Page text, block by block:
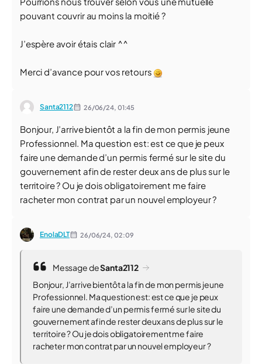
pouvant couvrir au moins la moitié ?
J’espère avoir étais clair ^^
Merci d’avance pour vos retours
Santa2112 26/06/24, 01:45
Bonjour, J’arrive bientôt a la fin de mon permis jeune
Professionnel. Ma question est: est ce que je peux
faire une demande d’un permis fermé sur le site du
gouvernement afin de rester deux ans de plus sur le
territoire ? Ou je dois obligatoirement me faire
racheter mon contrat par un nouvel employeur ?
EnolaDLT 26/06/24, 02:09
Message deSanta2112
Bonjour, J’arrive bientôt a la fin de mon permis jeune
Professionnel. Ma question est: est ce que je peux
faire une demande d’un permis fermé sur le site du
gouvernement afin de rester deux ans de plus sur le
territoire ? Ou je dois obligatoirement me faire
racheter mon contrat par un nouvel employeur ?